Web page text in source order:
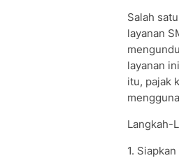
Salah
layanan
layanan
itu, pajak
Langkah-
1.